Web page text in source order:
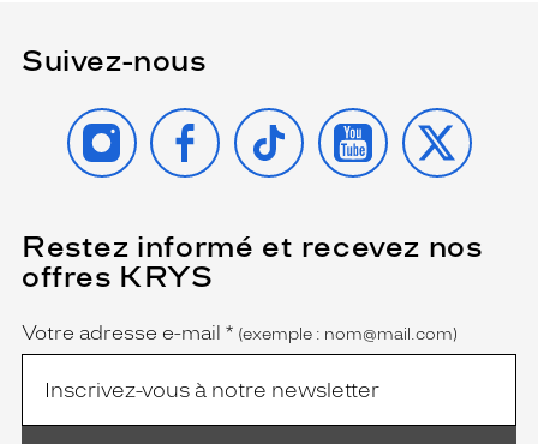
Suivez-nous
INSTAGRAMFACEBOOK
TIKTOK YOUTUBE
X
Restez informé et recevez nos
offres KRYS
Name
Votre adresse e-mail *
(Ce
champ
est
obligatoire)
(exemple : nom@mail.com)